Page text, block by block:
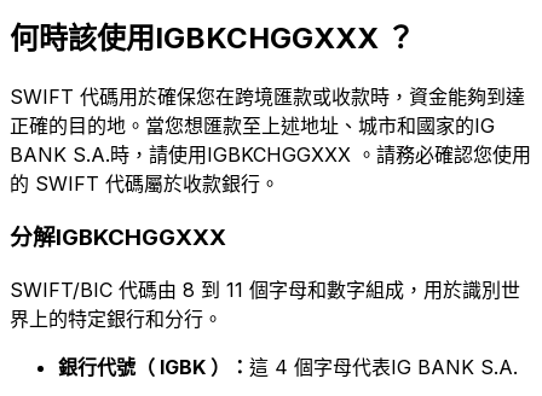
何時該使用IGBKCHGGXXX ？
SWIFT 代碼用於確保您在跨境匯款或收款時，資金能夠到達
正確的目的地。當您想匯款至上述地址、城市和國家的IG
BANK S.A.時，請使用IGBKCHGGXXX 。請務必確認您使用
的 SWIFT 代碼屬於收款銀行。
分解IGBKCHGGXXX
SWIFT/BIC 代碼由 8 到 11 個字母和數字組成，用於識別世
界上的特定銀行和分行。
銀行代號（ IGBK ）： 這 4 個字母代表IG BANK S.A.